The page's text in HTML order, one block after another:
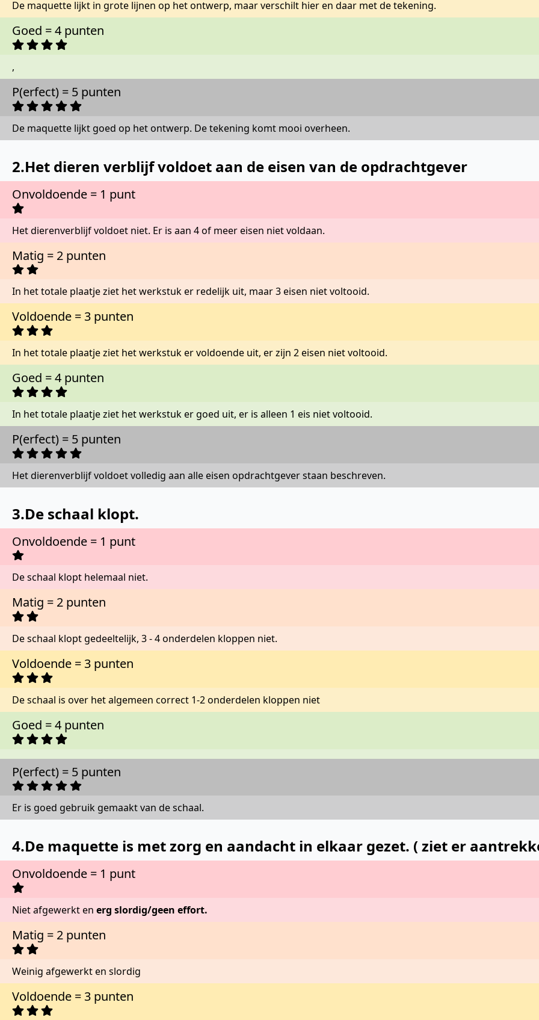
De maquette lijkt in grote lijnen op het ontwerp, maar verschilt hier en daar met de tekening.
Goed = 4 punten
,
P(erfect) = 5 punten
De maquette lijkt goed op het ontwerp. De tekening komt mooi overheen.
2.Het dieren verblijf voldoet aan de eisen van de opdrachtgever
Onvoldoende = 1 punt
Het dierenverblijf voldoet niet. Er is aan 4 of meer eisen niet voldaan.
Matig = 2 punten
In het totale plaatje ziet het werkstuk er redelijk uit, maar 3 eisen niet voltooid.
Voldoende = 3 punten
In het totale plaatje ziet het werkstuk er voldoende uit, er zijn 2 eisen niet voltooid.
Goed = 4 punten
In het totale plaatje ziet het werkstuk er goed uit, er is alleen 1 eis niet voltooid.
P(erfect) = 5 punten
Het dierenverblijf voldoet volledig aan alle eisen opdrachtgever staan beschreven.
3.De schaal klopt.
Onvoldoende = 1 punt
De schaal klopt helemaal niet.
Matig = 2 punten
De schaal klopt gedeeltelijk, 3 - 4 onderdelen kloppen niet.
Voldoende = 3 punten
De schaal is over het algemeen correct 1-2 onderdelen kloppen niet
Goed = 4 punten
P(erfect) = 5 punten
Er is goed gebruik gemaakt van de schaal.
4.De maquette is met zorg en aandacht in elkaar gezet. ( ziet er
Onvoldoende = 1 punt
Niet afgewerkt en erg slordig/geen effort.
Matig = 2 punten
Weinig afgewerkt en slordig
Voldoende = 3 punten